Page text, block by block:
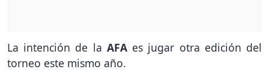
La intención de la AFAes jugar otra edición del
torneo este mismo año.